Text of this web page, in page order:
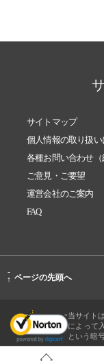
サイトマップ
個人情報の取り扱い
各種お問い合わせ（
ご意見・ご要望
運営会社のご案内
FAQ
-
↑ ページの先頭へ
当サイト
によって
という暗